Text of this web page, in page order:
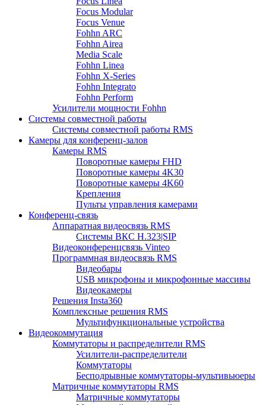
Focus Modular
Focus Venue
Fohhn ARC
Fohhn Airea
Media Scale
Fohhn Linea
Fohhn X-Series
Fohhn Integrato
Fohhn Perform
Усилители мощности Fohhn
Системы совместной работы
Системы совместной работы RMS
Камеры для конференц-залов
Камеры RMS
Поворотные камеры FHD
Поворотные камеры 4K30
Поворотные камеры 4K60
Крепления
Пульты управления камерами
Конференц-связь
Аппаратная видеосвязь RMS
Системы ВКС H.323|SIP
Видеоконференцсвязь Vinteo
Программная видеосвязь RMS
Видеобары
USB микрофоны и микрофонные массивы
Видеокамеры
Решения Insta360
Комплексные решения RMS
Мультифункциональные устройства
Видеокоммутация
Коммутаторы и распределители RMS
Усилители-распределители
Коммутаторы
Бесподрывные коммутаторы-мультивьюеры
Матричные коммутаторы RMS
Матричные коммутаторы